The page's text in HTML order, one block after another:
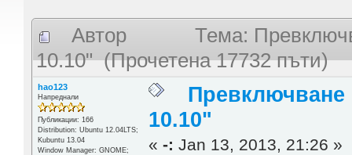
Автор
Тема:
10.10" (Прочетена 17732 пъти)
hao123
Напреднали
Публикации: 166
Distribution: Ubuntu 12.04LTS;
Kubuntu 13.04
Window Manager: GNOME;
10.10"
«-: Jan 13, 2013, 21:26 »